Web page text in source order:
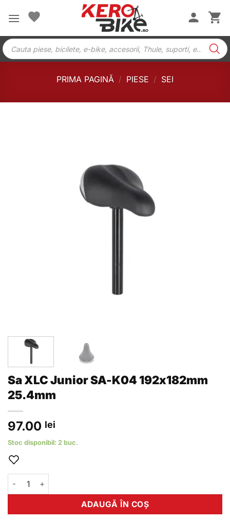
Products
search
PRIMA PAGINĂ / PIESE / SEI
Sa XLC Junior SA-K04 192x182mm
25.4mm
97.00 lei
Stoc disponibil: 2 buc.
Cantitate Sa XLC Junior SA-K04 192x182mm 25.4mm
ADAUGĂ ÎN COȘ